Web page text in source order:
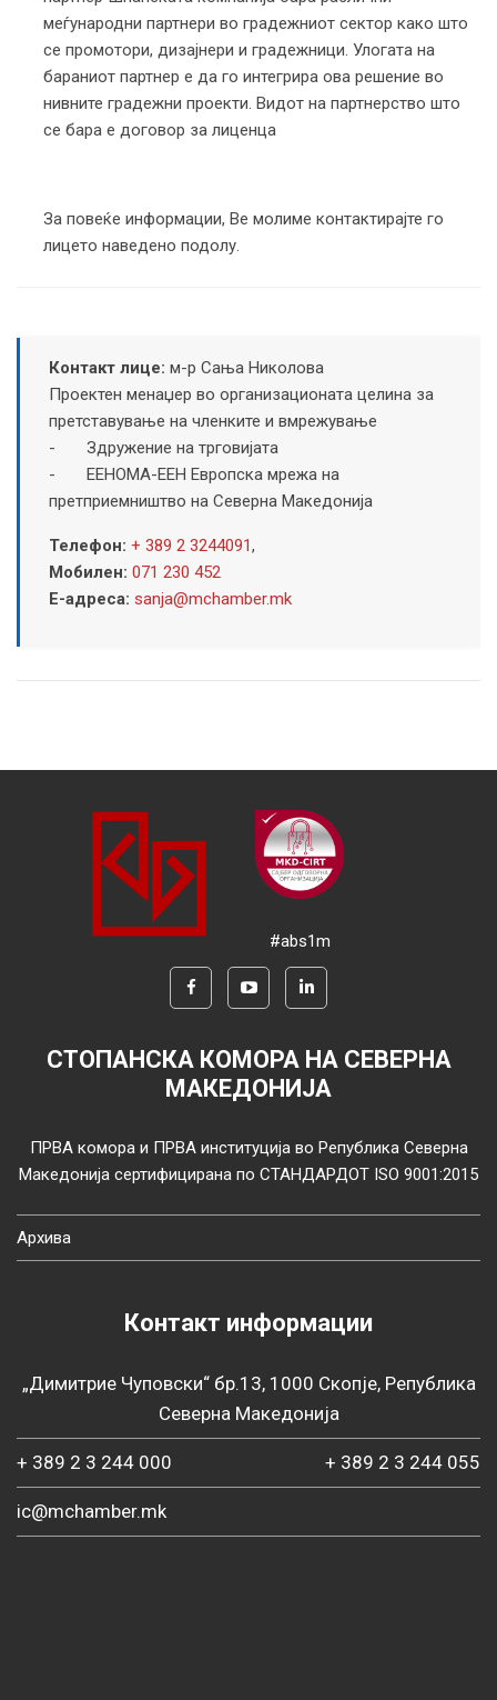
меѓународни партнери во градежниот сектор како што
се промотори, дизајнери и градежници. Улогата на
бараниот партнер е да го интегрира ова решение во
нивните градежни проекти. Видот на партнерство што
се бара е договор за лиценца
За повеќе информации, Ве молиме контактирајте го
лицето наведено подолу.
Контакт лице: м-р Сања Николова
Проектен менаџер во организационата целина за
претставување на членките и вмрежување
- Здружение на трговијата
- ЕЕНОМА-EEН Европска мрежа на
претприемништво на Северна Македонија
Телефон: + 389 2 3244091,
Мобилен: 071 230 452
Е-адреса: sanja@mchamber.mk
#abs1m
СТОПАНСКА КОМОРА НА СЕВЕРНА
МАКЕДОНИЈА
ПРВА комора и ПРВА институција во Република Северна
Македонија сертифицирана по СТАНДАРДОТ ISO 9001:2015
Архива
Контакт информации
„Димитрие Чуповски“ бр.13, 1000 Скопје, Република
Северна Македонија
+ 389 2 3 244 000 + 389 2 3 244 055
ic@mchamber.mk